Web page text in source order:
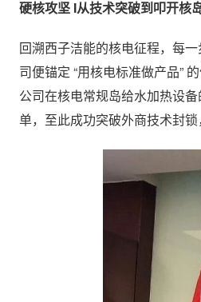
硬核攻坚 I从技术突破到叩开核岛
回溯西子洁能的核电征程，每
司便锚定 “用核电标准做产品”
公司在核电常规岛给水加热设
单，至此成功突破外商技术封